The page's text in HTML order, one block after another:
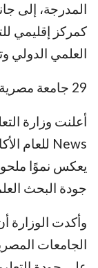
المدرجة، إلى
كمركز إقليمي
العلمي الدولي
29 جامعة مصرية في التصنيف العالمي
يعكس نموًا
جودة البحث
وأكدت الوزارة
الجامعات